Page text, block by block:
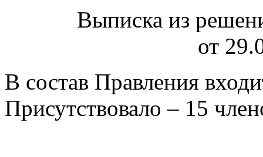
Выписка из
от
В состав Правления
Присутствовало – 15